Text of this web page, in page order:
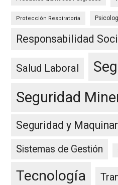
Protección Respiratoria
Responsabilidad
Salud Laboral
Seguridad
Seguridad y
Sistemas de Gestión
Tecnología